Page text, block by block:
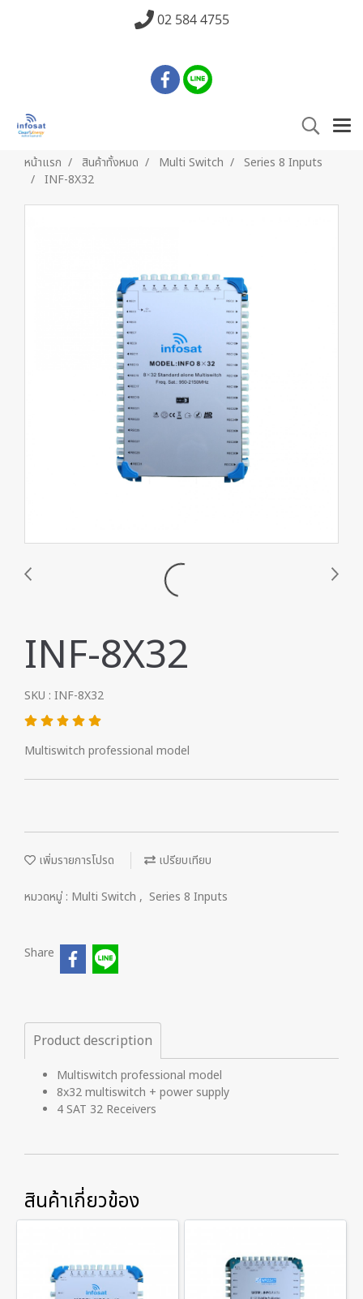
02 584 4755
หน้าแรก สินค้าทั้งหมด Multi Switch
Series 8 Inputs
INF-8X32
INF-8X32
SKU : INF-8X32
Multiswitch professional model
เพิ่มรายการโปรด เปรียบเทียบ
หมวดหมู่ : Multi Switch , Series 8 Inputs
Share
Product description
Multiswitch professional model
8x32 multiswitch + power supply
4 SAT 32 Receivers
สินค้าเกี่ยวข้อง